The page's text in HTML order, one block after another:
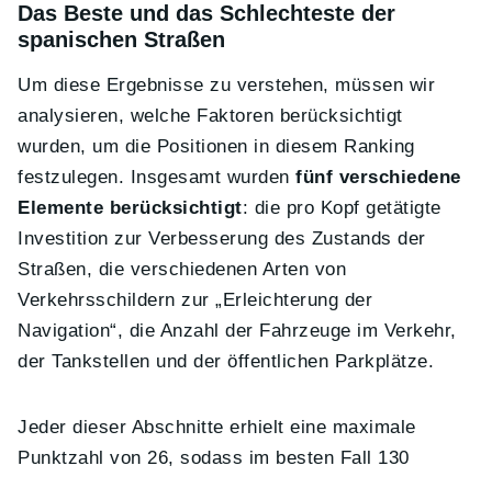
Das Beste und das Schlechteste der
spanischen Straßen
Um diese Ergebnisse zu verstehen, müssen wir
analysieren, welche Faktoren berücksichtigt
wurden, um die Positionen in diesem Ranking
festzulegen. Insgesamt wurdenfünf verschiedene
Elemente berücksichtigt: die pro Kopf getätigte
Investition zur Verbesserung des Zustands der
Straßen, die verschiedenen Arten von
Verkehrsschildern zur „Erleichterung der
Navigation“, die Anzahl der Fahrzeuge im Verkehr,
der Tankstellen und der öffentlichen Parkplätze.
Jeder dieser Abschnitte erhielt eine maximale
Punktzahl von 26, sodass im besten Fall 130